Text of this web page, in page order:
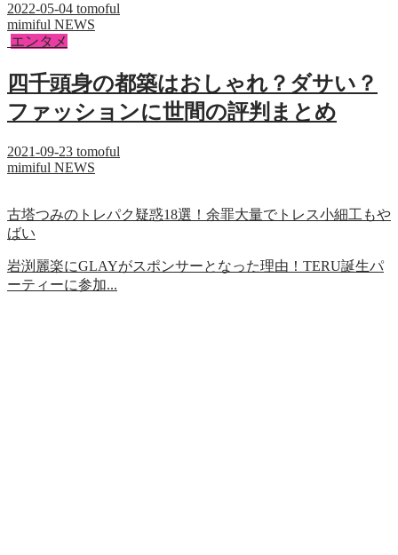
2022-05-04 tomoful
mimiful NEWS
エンタメ
四千頭身の都築はおしゃれ？ダサい？
ファッションに世間の評判まとめ
2021-09-23 tomoful
mimiful NEWS
古塔つみのトレパク疑惑18選！余罪大量でトレス小細工もや
ばい
岩渕麗楽にGLAYがスポンサーとなった理由！TERU誕生パ
ーティーに参加...